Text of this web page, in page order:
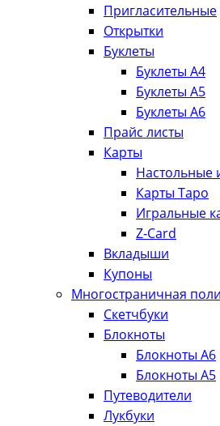
Пригласительные
Открытки
Буклеты
Буклеты А4
Буклеты А5
Буклеты А6
Прайс листы
Карты
Настольные
Карты Таро
Игральные
Z-Card
Вкладыши
Купоны
Многостраничная
Скетчбуки
Блокноты
Блокноты А6
Блокноты А5
Путеводители
Лукбуки